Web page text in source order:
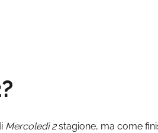
Mercoledì 2stagione, ma come